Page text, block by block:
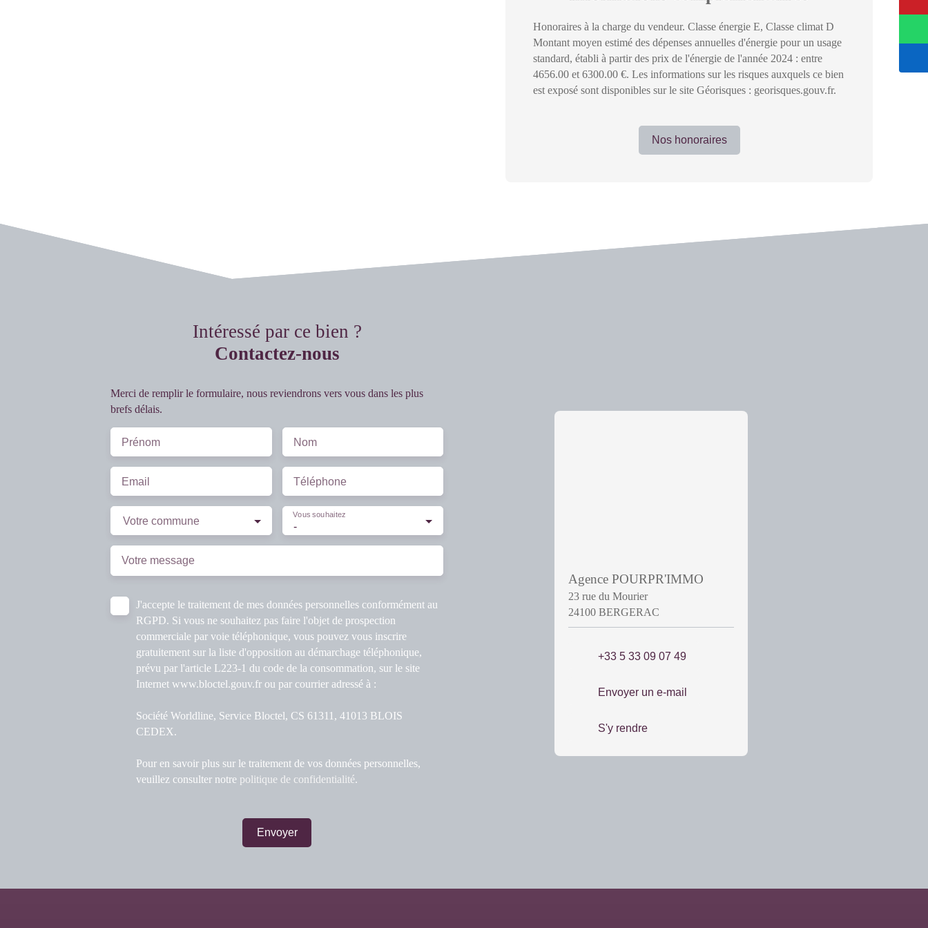
Honoraires à la charge du vendeur. Classe énergie E, Classe climat D
Montant moyen estimé des dépenses annuelles d'énergie pour un usage
standard, établi à partir des prix de l'énergie de l'année 2024 : entre
4656.00 et 6300.00 €. Les informations sur les risques auxquels ce bien
est exposé sont disponibles sur le site Géorisques : georisques.gouv.fr.
Nos honoraires
Intéressé par ce bien ?
Contactez-nous
Merci de remplir le formulaire, nous reviendrons vers vous dans les plus
brefs délais.
Prénom Nom
Email Téléphone
Votre commune -
Vous souhaitez
Votre message
J'accepte le traitement de mes données personnelles conformément au
RGPD. Si vous ne souhaitez pas faire l'objet de prospection
commerciale par voie téléphonique, vous pouvez vous inscrire
gratuitement sur la liste d'opposition au démarchage téléphonique,
prévu par l'article L223-1 du code de la consommation, sur le site
Internet www.bloctel.gouv.fr ou par courrier adressé à :
Société Worldline, Service Bloctel, CS 61311, 41013 BLOIS
CEDEX.
Pour en savoir plus sur le traitement de vos données personnelles,
veuillez consulter notre politique de confidentialité.
Envoyer
Agence POURPR'IMMO
23 rue du Mourier
24100 BERGERAC
+33 5 33 09 07 49
Envoyer un e-mail
S'y rendre